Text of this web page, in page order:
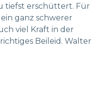
tiefst erschüttert. Für
ganz schwerer
viel Kraft in der
Beileid. Walter